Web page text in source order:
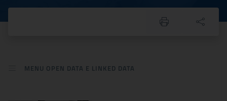
MENU OPEN DATA E LINKED DATA